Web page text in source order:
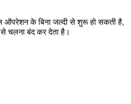
ऑपरेशन के बिना जल्दी से शुरू हो सकती है,
चलना बंद कर देता है।